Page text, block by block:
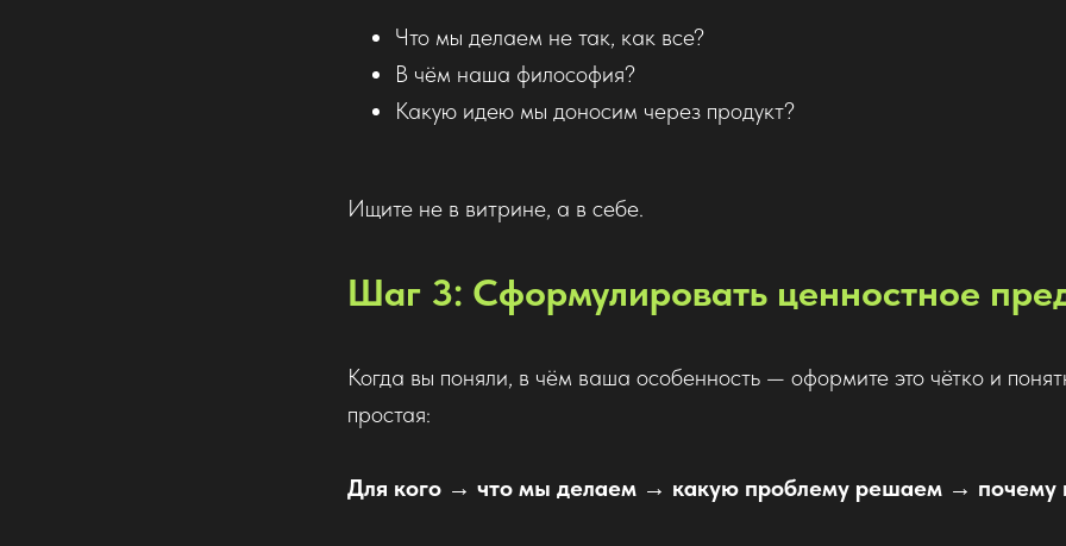
Что мы делаем не так, как все?
В чём наша философия?
Какую идею мы доносим через продукт?
Ищите не в витрине, а в себе.
Шаг 3: Сформулировать ценностное
Когда вы поняли, в чём ваша особенность — оформите это чётко и
простая:
Для кого → что мы делаем → какую проблему решаем → почему